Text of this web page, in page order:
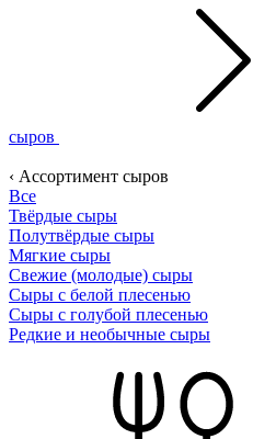
сыров
‹ Ассортимент сыров
Все
Твёрдые сыры
Полутвёрдые сыры
Мягкие сыры
Свежие (молодые) сыры
Сыры с белой плесенью
Сыры с голубой плесенью
Редкие и необычные сыры